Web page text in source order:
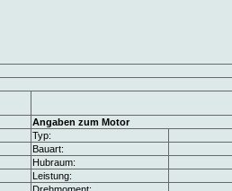
Angaben zum Motor
Typ:
Bauart:
Hubraum:
Leistung: